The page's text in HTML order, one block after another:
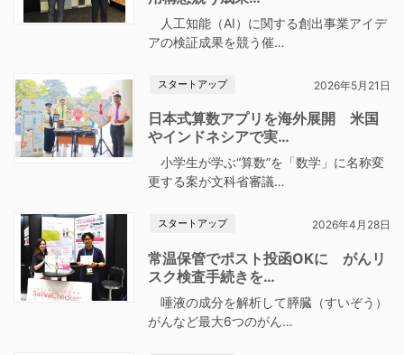
人工知能（AI）に関する創出事業アイデ
アの検証成果を競う催…
スタートアップ 2026年5月21日
日本式算数アプリを海外展開 米国
やインドネシアで実…
小学生が学ぶ“算数”を「数学」に名称変
更する案が文科省審議…
スタートアップ 2026年4月28日
常温保管でポスト投函OKに がんリ
スク検査手続きを…
唾液の成分を解析して膵臓（すいぞう）
がんなど最大6つのがん…